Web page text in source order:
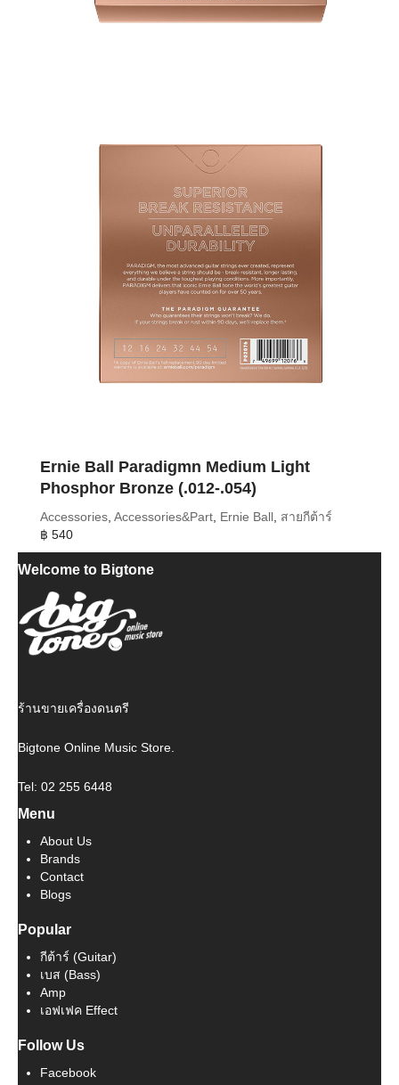
Ernie Ball Paradigmn Medium Light
Phosphor Bronze (.012-.054)
Accessories Accessories&Part Ernie Ball สายกีต้าร์
฿ 540
Welcome to Bigtone
ร้านขายเครื่องดนตรี
Bigtone Online Music Store.
Tel: 02 255 6448
Menu
About Us
Brands
Contact
Blogs
Popular
กีต้าร์ (Guitar)
เบส (Bass)
Amp
เอฟเฟค Effect
Follow Us
Facebook